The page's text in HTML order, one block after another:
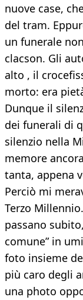
nuove case,
del tram.
un funerale
clacson. Gli
alto , il
morto: era
Dunque il
dei funerali di
silenzio nella
memore
tanta, appena
Perciò mi
Terzo
passano
comune” in
foto insieme
più caro degli
una photo